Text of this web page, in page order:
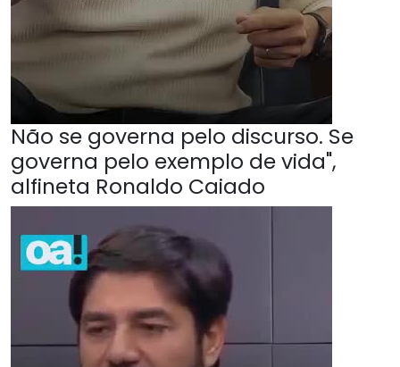
Não se governa pelo discurso. Se
governa pelo exemplo de vida",
alfineta Ronaldo Caiado